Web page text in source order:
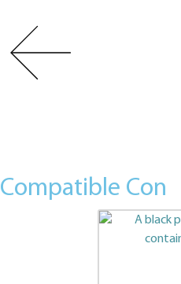
Compatible Con